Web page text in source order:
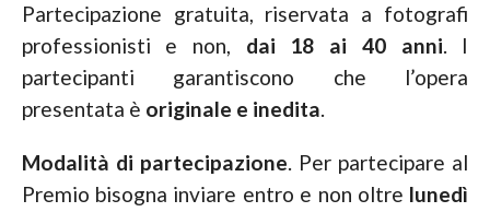
Partecipazione gratuita, riservata a fotografi
professionisti e non, dai 18 ai 40 anni. I
partecipanti garantiscono che l’opera
presentata è originale e inedita.
Modalità di partecipazione. Per partecipare al
Premio bisogna inviare entro e non oltre lunedì